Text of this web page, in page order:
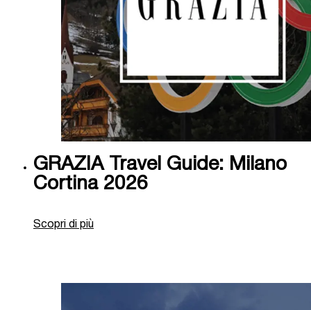
GRAZIA Travel Guide: Milano
Cortina 2026
Scopri di più